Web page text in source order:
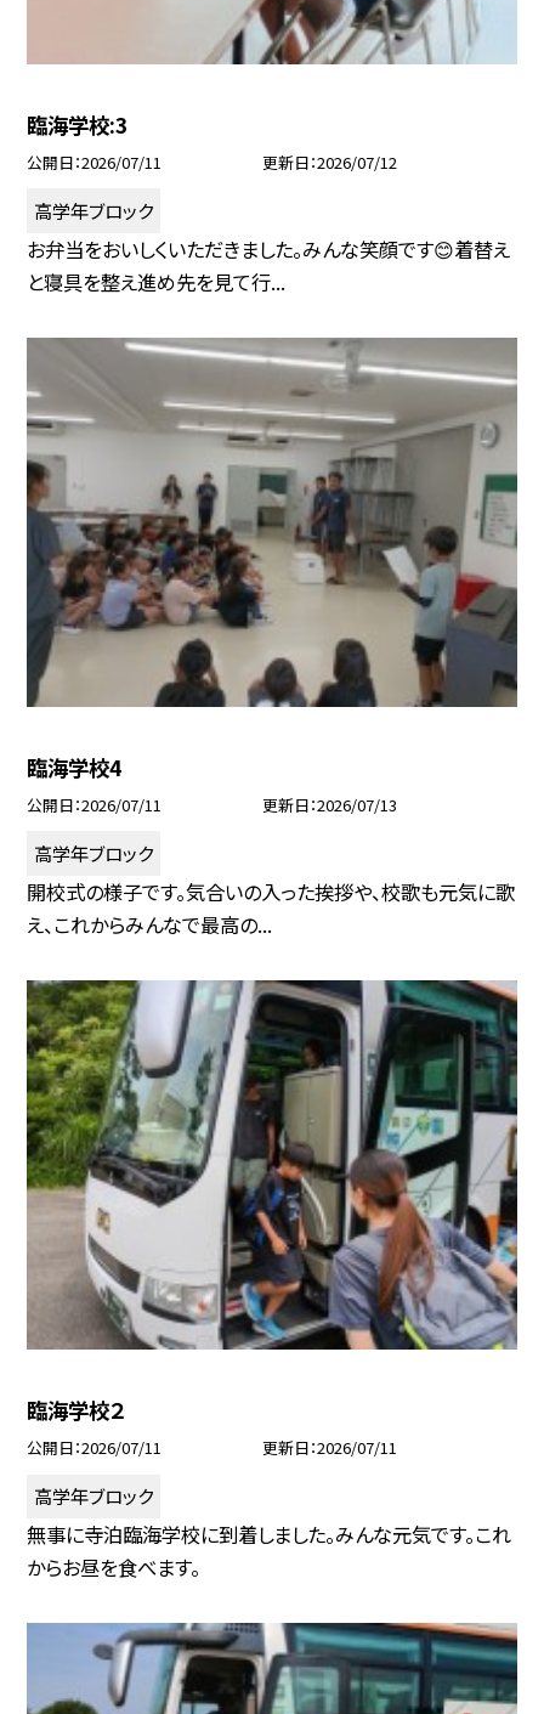
臨海学校:3
公開日 2026/07/11 更新日 2026/07/12
高学年ブロック
お弁当をおいしくいただきました。みんな笑顔です😊着替え
と寝具を整え進め先を見て行...
臨海学校4
公開日 2026/07/11 更新日 2026/07/13
高学年ブロック
開校式の様子です。気合いの入った挨拶や、校歌も元気に歌
え、これからみんなで最高の...
臨海学校２
公開日 2026/07/11 更新日 2026/07/11
高学年ブロック
無事に寺泊臨海学校に到着しました。みんな元気です。これ
からお昼を食べます。